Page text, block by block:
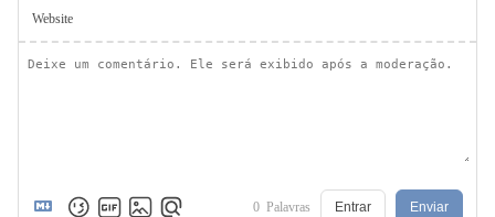
Website
0 Palavras Entrar Enviar